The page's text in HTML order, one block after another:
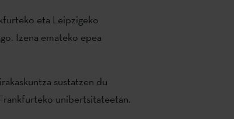
eta Leipzigeko
Izena emateko epea
sustatzen du
unibertsitateetan.